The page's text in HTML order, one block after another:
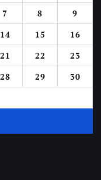
7 8
9
14 15
16
21 22
23
28 29
30